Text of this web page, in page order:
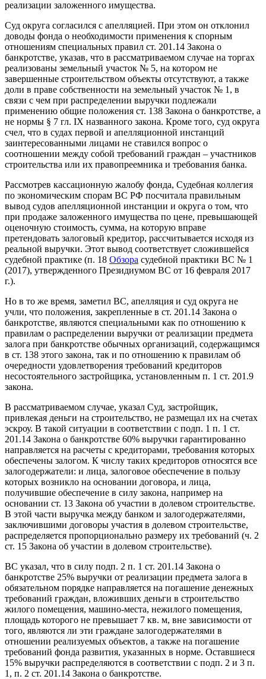
реализации заложенного имущества.
Суд округа согласился с апелляцией. При этом он отклонил
доводы фонда о необходимости применения к спорным
отношениям специальных правил ст. 201.14 Закона о
банкротстве, указав, что в рассматриваемом случае на торгах
реализованы земельный участок № 5, на котором не
завершенные строительством объекты отсутствуют, а также
доли в праве собственности на земельный участок № 1, в
связи с чем при распределении выручки подлежали
применению общие положения ст. 138 Закона о банкротстве, а
не нормы § 7 гл. IX названного закона. Кроме того, суд округа
счел, что в судах первой и апелляционной инстанций
заинтересованными лицами не ставился вопрос о
соотношении между собой требований граждан – участников
строительства или их правопреемника и требования банка.
Рассмотрев кассационную жалобу фонда, Судебная коллегия
по экономическим спорам ВС РФ посчитала правильным
вывод судов апелляционной инстанции и округа о том, что
при продаже заложенного имущества по цене, превышающей
оценочную стоимость, сумма, на которую вправе
претендовать залоговый кредитор, рассчитывается исходя из
реальной выручки. Этот вывод соответствует сложившейся
судебной практике (п. 18 Обзора судебной практики ВС № 1
(2017), утвержденного Президиумом ВС от 16 февраля 2017
г.).
Но в то же время, заметил ВС, апелляция и суд округа не
учли, что положения, закрепленные в ст. 201.14 Закона о
банкротстве, являются специальными как по отношению к
правилам о распределении выручки от реализации предмета
залога при банкротстве обычных организаций, содержащимся
в ст. 138 этого закона, так и по отношению к правилам об
очередности удовлетворения требований кредиторов
несостоятельного застройщика, установленным п. 1 ст. 201.9
закона.
В рассматриваемом случае, указал Суд, застройщик,
привлекая деньги на строительство, не размещал их на счетах
эскроу. В такой ситуации в соответствии с подп. 1 п. 1 ст.
201.14 Закона о банкротстве 60% выручки гарантированно
направляется на расчеты с кредиторами, требования которых
обеспечены залогом. К числу таких кредиторов относятся все
залогодержатели: и лица, залоговое обеспечение в пользу
которых возникло на основании договора, и лица,
получившие обеспечение в силу закона, например на
основании ст. 13 Закона об участии в долевом строительстве.
В этой части выручка между банком и залогодержателями,
заключившими договоры участия в долевом строительстве,
распределяется пропорционально размеру их требований (ч. 2
ст. 15 Закона об участии в долевом строительстве).
ВС указал, что в силу подп. 2 п. 1 ст. 201.14 Закона о
банкротстве 25% выручки от реализации предмета залога в
обязательном порядке направляется на погашение денежных
требований граждан, вложивших деньги в строительство
жилого помещения, машино-места, нежилого помещения,
площадь которого не превышает 7 кв. м, вне зависимости от
того, являются ли эти граждане залогодержателями в
отношении реализуемых объектов, а также на погашение
требований фонда развития, указанных в норме. Оставшиеся
15% выручки распределяются в соответствии с подп. 2 и 3 п.
1, п. 2 ст. 201.14 Закона о банкротстве.